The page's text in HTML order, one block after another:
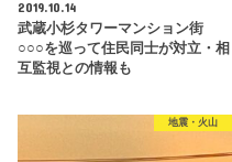
2019.10.14
武蔵小杉タワーマンション街
○○○を巡って住民同士が対立・相
互監視との情報も
地震・火山